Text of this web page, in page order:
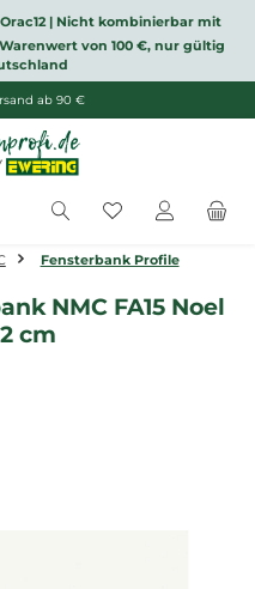
| Nicht kombinierbar mit
von 100 €, nur gültig
ab 90 €
Du hast 0
Fensterbank Profile
NMC FA15 Noel
cm